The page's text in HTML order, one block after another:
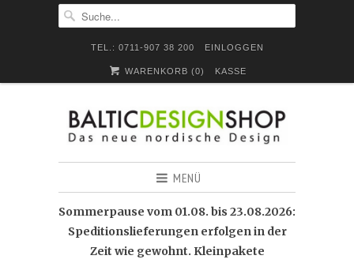
TEL.: 0711-907 38 200 EINLOGGEN
WARENKORB (0) KASSE
MENÜ
Sommerpause vom 01.08. bis 23.08.2026:
Speditionslieferungen erfolgen in der
Zeit wie gewohnt. Kleinpakete